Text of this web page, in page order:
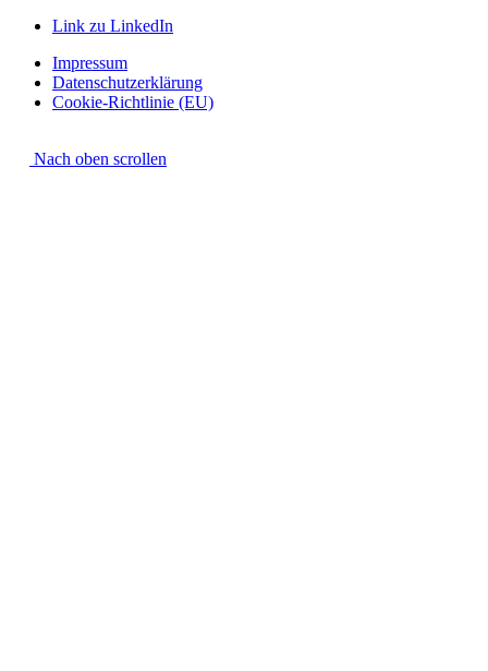
Link zu LinkedIn
Impressum
Datenschutzerklärung
Cookie-Richtlinie (EU)
Nach oben scrollen